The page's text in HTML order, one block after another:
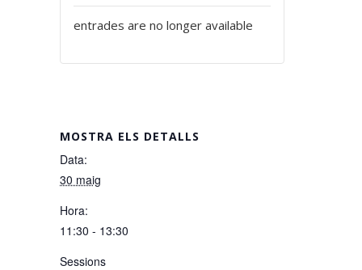
MOSTRA ELS DETALLS
Data:
30 maig
Hora:
11:30 - 13:30
Sessions
entrades are no longer available